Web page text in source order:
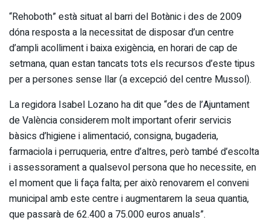
“Rehoboth” està situat al barri del Botànic i des de 2009
dóna resposta a la necessitat de disposar d’un centre
d’ampli acolliment i baixa exigència, en horari de cap de
setmana, quan estan tancats tots els recursos d’este tipus
per a persones sense llar (a excepció del centre Mussol).
La regidora Isabel Lozano ha dit que “des de l’Ajuntament
de València considerem molt important oferir servicis
bàsics d’higiene i alimentació, consigna, bugaderia,
farmaciola i perruqueria, entre d’altres, però també d’escolta
i assessorament a qualsevol persona que ho necessite, en
el moment que li faça falta; per això renovarem el conveni
municipal amb este centre i augmentarem la seua quantia,
que passarà de 62.400 a 75.000 euros anuals”.